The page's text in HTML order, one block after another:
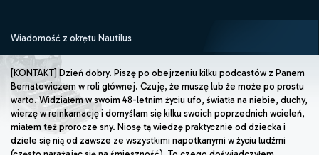
Wiadomość z okrętu Nautilus
[KONTAKT] Dzień dobry. Piszę po obejrzeniu kilku podcastów z Panem
Bernatowiczem w roli głównej. Czuję, że muszę lub że może po prostu
warto. Widziałem w swoim 48-letnim życiu ufo, światła na niebie, duchy,
wierzę w reinkarnację i domyślam się kilku swoich poprzednich wcieleń,
miałem też prorocze sny. Niosę tą wiedzę praktycznie od dziecka i
dziele się nią od zawsze ze wszystkimi napotkanymi w życiu ludźmi